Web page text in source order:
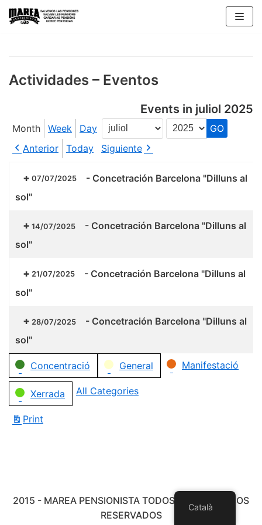
Skip
Actividades – Eventos
Events in juliol 2025
Month Week Day
Month
Year
Anterior
Today Siguiente
07/07/2025 - Concetración Barcelona "Dilluns al
sol"
14/07/2025 - Concetración Barcelona "Dilluns al
sol"
21/07/2025 - Concetración Barcelona "Dilluns al
sol"
28/07/2025 - Concetración Barcelona "Dilluns al
sol"
Categories
Concentració General Manifestació
Xerrada All Categories
Print
2015 - MAREA PENSIONISTA TODOS LOS DERECHOS
RESERVADOS
Català